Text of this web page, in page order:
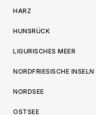
HARZ
HUNSRÜCK
LIGURISCHES MEER
NORDFRIESISCHE INSELN
NORDSEE
OSTSEE